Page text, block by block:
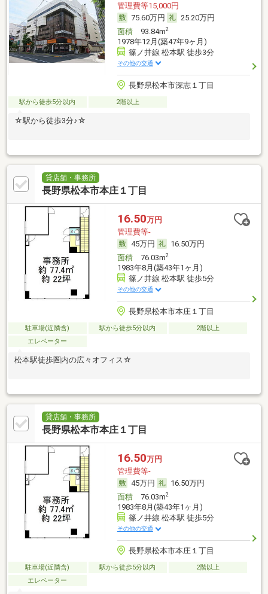
管理費等15,000円
75.60万円
25.20万円
面積93.84m2
1978年12月(築47年9ヶ月)
篠ノ井線 松本駅 徒歩3分
その他の交通
長野県松本市深志１丁目
駅から徒歩5分以内 2階以上
☆駅から徒歩3分♪☆
貸店舗・事務所
長野県松本市本庄１丁目
16.50万円
管理費等-
45万円
16.50万円
面積76.03m2
1983年8月(築43年1ヶ月)
篠ノ井線 松本駅 徒歩5分
その他の交通
長野県松本市本庄１丁目
駐車場(近隣含) 駅から徒歩5分以内
2階以上
エレベーター
松本駅徒歩圏内の広々オフィス☆
貸店舗・事務所
長野県松本市本庄１丁目
16.50万円
管理費等-
45万円
16.50万円
面積76.03m2
1983年8月(築43年1ヶ月)
篠ノ井線 松本駅 徒歩5分
その他の交通
長野県松本市本庄１丁目
駐車場(近隣含) 駅から徒歩5分以内
2階以上
エレベーター